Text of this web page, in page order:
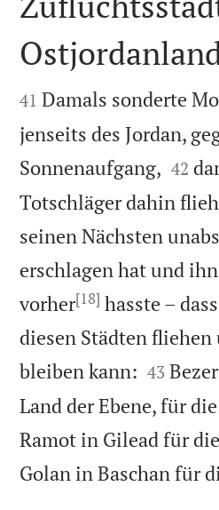


41 Damals sonderte
jenseits des Jordan,
Sonnenaufgang, 

42
Totschläger dahin
seinen Nächsten
erschlagen hat und
vorher[18] hasste –
diesen Städten fliehen
bleiben kann: 

43
Land der Ebene, für
Ramot in Gilead für
Golan in Baschan für